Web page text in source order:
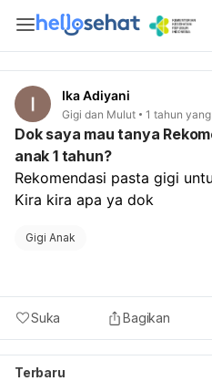
Ika Adiyani
Gigi dan Mulut 1 tahun
Dok saya mau tanya
anak 1 tahun?
Rekomendasi pasta gigi
Kira kira apa ya dok
Gigi Anak
Suka Bagikan
Terbaru